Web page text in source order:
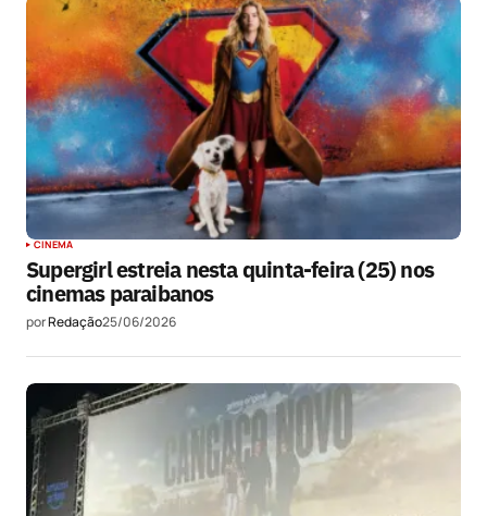
CINEMA
Supergirl estreia nesta quinta-feira (25) nos
cinemas paraibanos
porRedação25/06/2026